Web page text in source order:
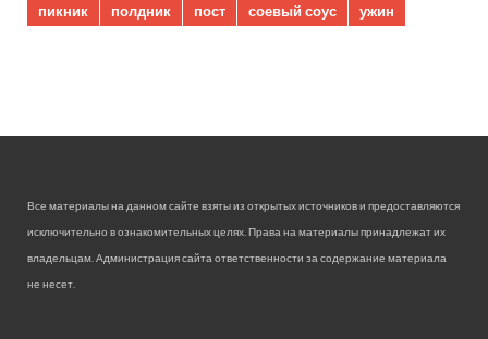
пикник
полдник пост соевый соус ужин
Все материалы на данном сайте взяты из открытых источников и предоставляются
исключительно в ознакомительных целях. Права на материалы принадлежат их
владельцам. Администрация сайта ответственности за содержание материала
не несет.